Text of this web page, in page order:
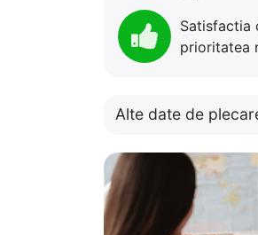
Satisfactia
prioritatea
Alte date de